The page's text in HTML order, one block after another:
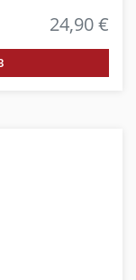
24,90 €